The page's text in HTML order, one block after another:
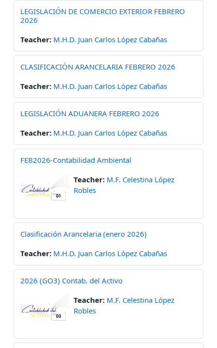
LEGISLACIÓN DE COMERCIO EXTERIOR FEBRERO
2026
Teacher: M.H.D. Juan Carlos López Cabañas
CLASIFICACIÓN ARANCELARIA FEBRERO 2026
Teacher: M.H.D. Juan Carlos López Cabañas
LEGISLACIÓN ADUANERA FEBRERO 2026
Teacher: M.H.D. Juan Carlos López Cabañas
FEB2026-Contabilidad Ambiental
Teacher: M.F. Celestina López
Robles
Clasificación Arancelaria (enero 2026)
Teacher: M.H.D. Juan Carlos López Cabañas
2026 (GO3) Contab. del Activo
Teacher: M.F. Celestina López
Robles